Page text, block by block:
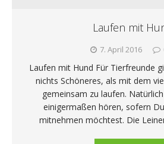
Laufen mit
7. April 2016
Laufen mit Hund Für Tierfreunde
nichts Schöneres, als mit dem
gemeinsam zu laufen.
einigermaßen hören, sofern
mitnehmen möchtest. Die